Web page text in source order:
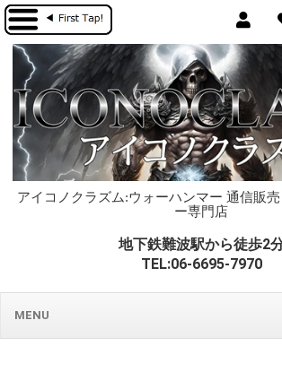
アイコノクラズム:ウォーハンマー 通信販
ー専門店
地下鉄難波駅から徒歩2
TEL:06-6695-7970
MENU